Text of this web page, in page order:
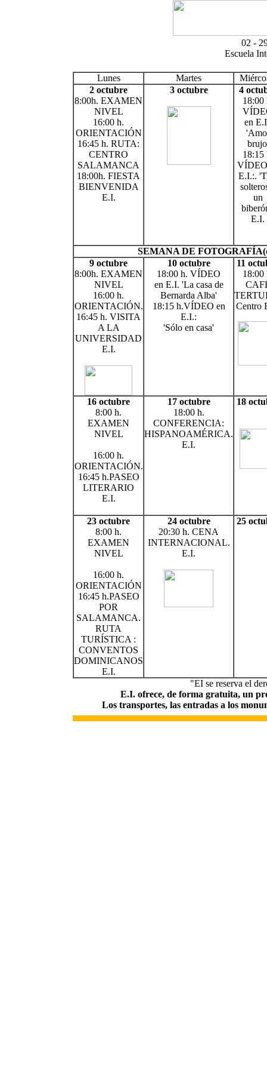
02 -
Escuela
Lunes Martes
2 octubre
8:00h. EXAMEN
NIVEL
16:00 h.
ORIENTACIÓN
16:45 h. RUTA:
CENTRO
SALAMANCA
18:00h. FIESTA
BIENVENIDA
E.I.
3 octubre
4
18:00
en
18:15
E.I.:.
un
E.I.
SEMANA DE
9 octubre
8:00h. EXAMEN
NIVEL
16:00 h.
ORIENTACIÓN.
16:45 h. VISITA
A LA
UNIVERSIDAD
E.I.
10 octubre
18:00 h. VÍDEO
en E.I. 'La casa de
Bernarda Alba'
18:15 h.VÍDEO en
E.I.:
'Sólo en casa'
11
18:00
Centro
16 octubre
8:00 h.
EXAMEN
NIVEL
16:00 h.
ORIENTACIÓN.
16:45 h.PASEO
LITERARIO
E.I.
17 octubre
18:00 h.
CONFERENCIA:
HISPANOAMÉRICA.
E.I.
18
23 octubre
8:00 h.
EXAMEN
NIVEL
16:00 h.
ORIENTACIÓN
16:45 h.PASEO
POR
SALAMANCA.
RUTA
TURÍSTICA :
CONVENTOS
DOMINICANOS
E.I.
24 octubre
20:30 h. CENA
INTERNACIONAL.
E.I.
25
"EI se reserva el
E.I. ofrece, de forma gratuita, un
Los transportes, las entradas a los